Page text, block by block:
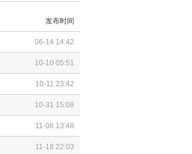
发布时间
06-14 14:42
10-10 05:51
10-11 23:42
10-31 15:08
11-06 13:48
11-18 22:03